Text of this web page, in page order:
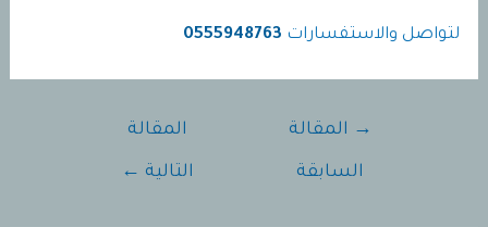
لتواصل والاستفسارات 0555948763
→ المقالة
السابقة
المقالة
التالية ←